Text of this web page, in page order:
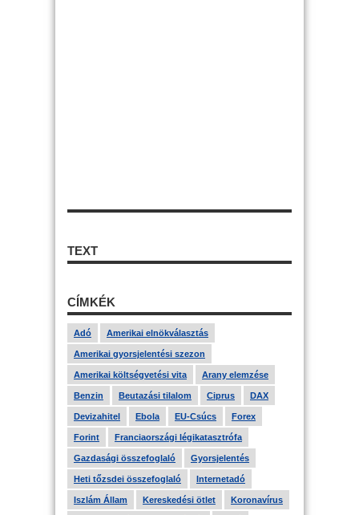
TEXT
CÍMKÉK
Adó Amerikai elnökválasztás
Amerikai gyorsjelentési szezon
Amerikai költségvetési vita Arany elemzése
Benzin Beutazási tilalom Ciprus DAX
Devizahitel Ebola EU-Csúcs Forex
Forint Franciaországi légikatasztrófa
Gazdasági összefoglaló Gyorsjelentés
Heti tőzsdei összefoglaló Internetadó
Iszlám Állam Kereskedési ötlet Koronavírus